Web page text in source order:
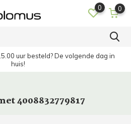
0 0
uur besteld? De volgende dag in
huis!
4008832779817